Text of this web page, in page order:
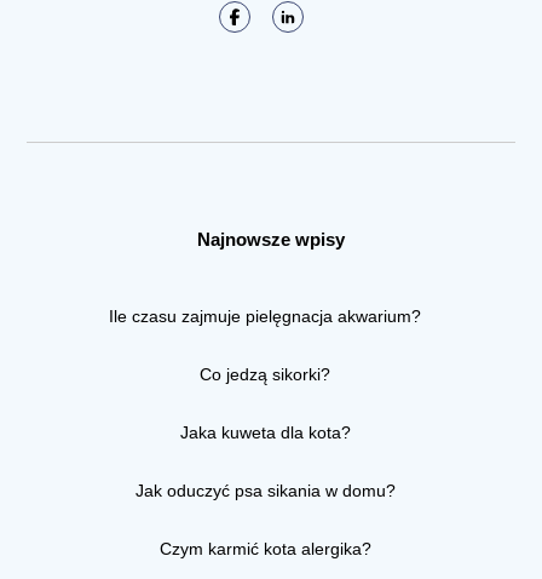
Najnowsze wpisy
Ile czasu zajmuje pielęgnacja akwarium?
Co jedzą sikorki?
Jaka kuweta dla kota?
Jak oduczyć psa sikania w domu?
Czym karmić kota alergika?